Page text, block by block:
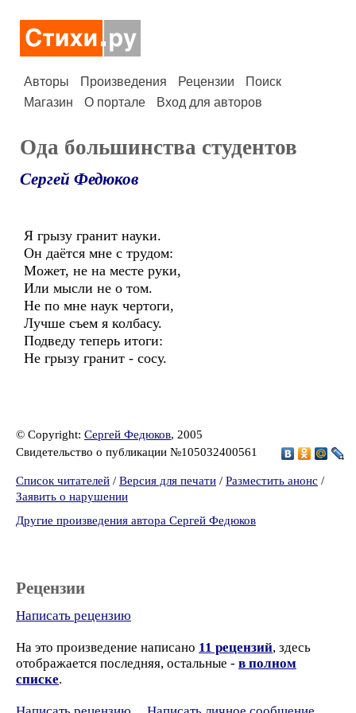
Авторы Произведения Рецензии
Поиск
Магазин
О портале Вход для авторов
Ода большинства студентов
Сергей Федюков
Я грызу гранит науки.
Он даётся мне с трудом:
Может, не на месте руки,
Или мысли не о том.
Не по мне наук чертоги,
Лучше съем я колбасу.
Подведу теперь итоги:
Не грызу гранит - сосу.
© Copyright: Сергей Федюков, 2005
Свидетельство о публикации №105032400561
Список читателей / Версия для печати / Разместить анонс /
Заявить о нарушении
Другие произведения автора Сергей Федюков
Рецензии
Написать рецензию
На это произведение написано 11 рецензий, здесь
отображается последняя, остальные - в полном
списке.